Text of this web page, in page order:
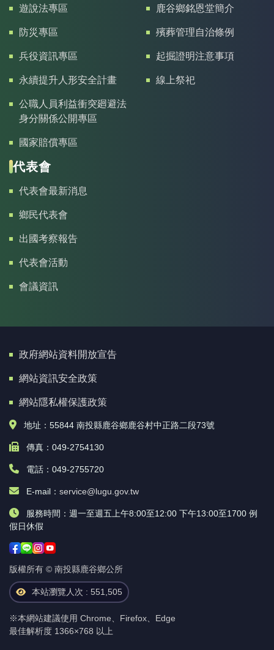
遊說法專區
防災專區
兵役資訊專區
永續提升人形安全計畫
公職人員利益衝突廻避法
身分關係公開專區
國家賠償專區
鹿谷鄉銘恩堂簡介
殯葬管理自治條例
起掘證明注意事項
線上祭祀
代表會
代表會最新消息
鄉民代表會
出國考察報告
代表會活動
會議資訊
政府網站資料開放宣告
網站資訊安全政策
網站隱私權保護政策
地址：55844 南投縣鹿谷鄉鹿谷村中正路二段73號
傳真：049-2754130
電話：049-2755720
E-mail： service@lugu.gov.tw
服務時間：週一至週五上午8:00至12:00 下午13:00至1700 例
假日休假
版權所有 © 南投縣鹿谷鄉公所
本站瀏覽人次 : 551,505
※本網站建議使用 Chrome、Firefox、Edge
最佳解析度 1366×768 以上